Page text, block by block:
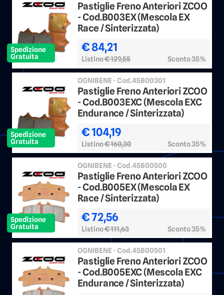
Spedizione
Gratuita
Pastiglie Freno Anteriori ZCOO
- Cod.B003EX (Mescola EX
Race / Sinterizzata)
€ 84,21
Listino€ 129,55 Sconto 35%
Spedizione
Gratuita
OGNIBENE - Cod.45B00301
Pastiglie Freno Anteriori ZCOO
- Cod.B003EXC (Mescola EXC
Endurance / Sinterizzata)
€ 104,19
Listino€ 160,30 Sconto 35%
Spedizione
Gratuita
OGNIBENE - Cod.45B00500
Pastiglie Freno Anteriori ZCOO
- Cod.B005EX (Mescola EX
Race / Sinterizzata)
€ 72,56
Listino€ 111,63 Sconto 35%
OGNIBENE - Cod.45B00501
Pastiglie Freno Anteriori ZCOO
- Cod.B005EXC (Mescola EXC
Endurance / Sinterizzata)